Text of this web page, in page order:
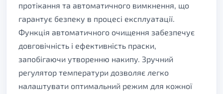
протікання та автоматичного вимкнення, що
гарантує безпеку в процесі експлуатації.
Функція автоматичного очищення забезпечує
довговічність і ефективність праски,
запобігаючи утворенню накипу. Зручний
регулятор температури дозволяє легко
налаштувати оптимальний режим для кожної